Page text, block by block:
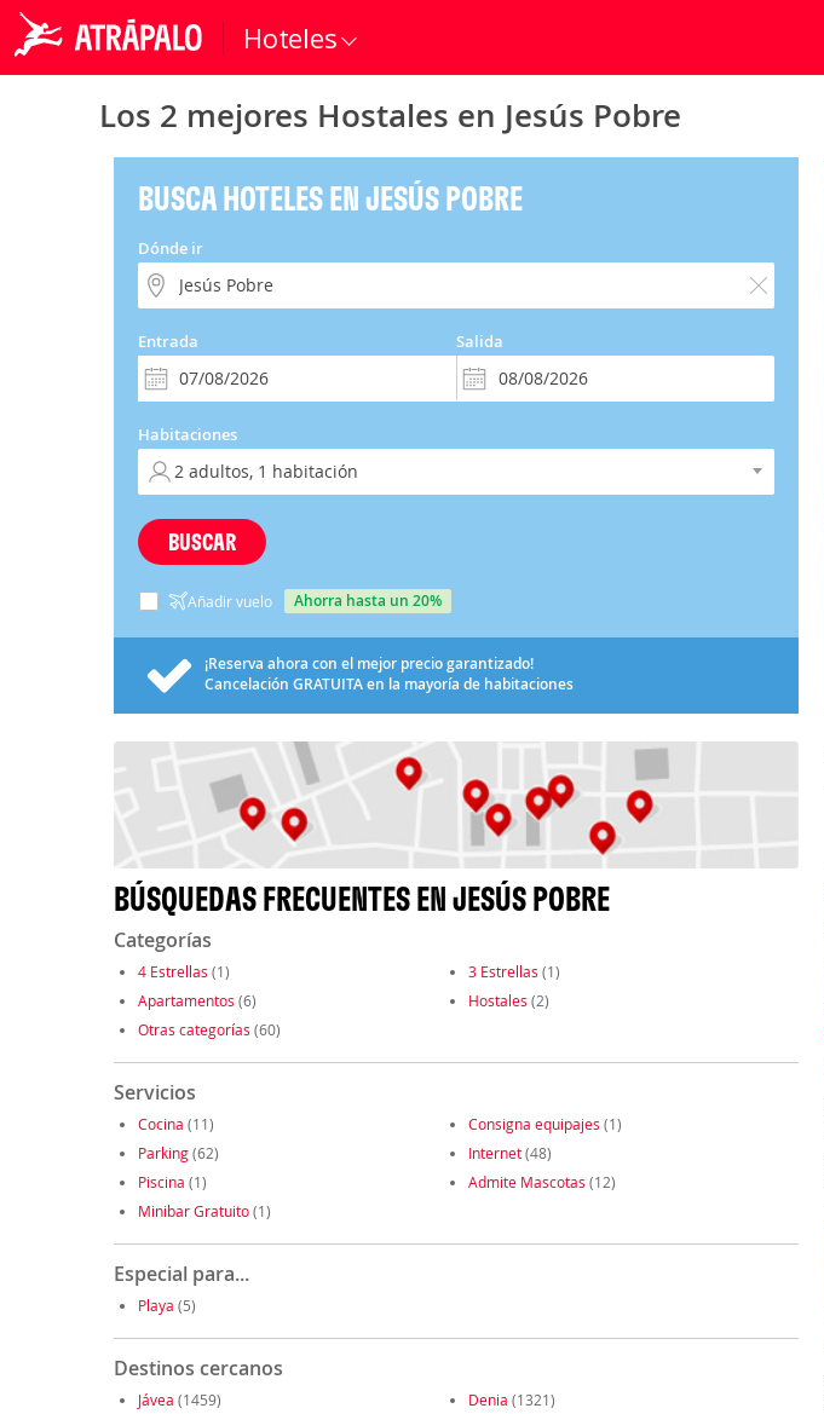
Hoteles
Los 2 mejores Hostales en Jesús Pobre
BUSCA HOTELES EN JESÚS POBRE
Dónde ir
Entrada Salida
Habitaciones
BUSCAR
Añadir vuelo ahorra hasta un 20%
¡Reserva ahora con el mejor precio garantizado!
Cancelación GRATUITAen la mayoría de habitaciones
BÚSQUEDAS FRECUENTES EN JESÚS POBRE
Categorías
4 Estrellas (1) 3 Estrellas (1)
Apartamentos (6) Hostales (2)
Otras categorías (60)
Servicios
Cocina (11) Consigna equipajes (1)
Parking(62) Internet(48)
Piscina (1) Admite Mascotas (12)
Minibar Gratuito(1)
Especial para...
Playa (5)
Destinos cercanos
Jávea (1459) Denia (1321)